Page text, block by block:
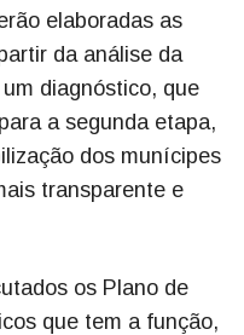
elaboradas as
da análise da
diagnóstico, que
a segunda etapa,
dos munícipes
transparente e
os Plano de
que tem a função,